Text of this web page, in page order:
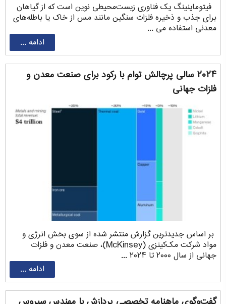
فیتوماینینگ یک فناوری زیست‌محیطی نوین است که از گیاهان
برای جذب و ذخیره فلزات سنگین مانند مس از خاک یا باطله‌های
معدنی استفاده می ...
ادامه ...
۲۰۲۴ سالی پرچالش توام با رکود برای صنعت معدن و
فلزات جهانی
بر اساس جدیدترین گزارش منتشر شده از سوی بخش انرژی و
مواد شرکت مک‌کینزی (McKinsey)، صنعت معدن و فلزات
جهانی از سال ۲۰۰۰ تا ۲۰۲۴ ...
ادامه ...